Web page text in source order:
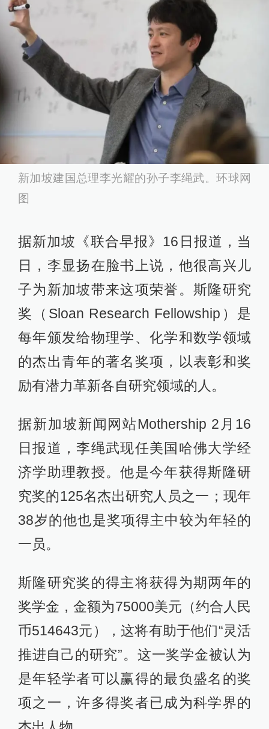
新加坡建国总理李光耀的孙子李绳武。环球网
图
据新加坡《联合早报》16日报道，当
日，李显扬在脸书上说，他很高兴儿
子为新加坡带来这项荣誉。斯隆研究
奖（Sloan Research Fellowship）是
每年颁发给物理学、化学和数学领域
的杰出青年的著名奖项，以表彰和奖
励有潜力革新各自研究领域的人。
据新加坡新闻网站Mothership 2月16
日报道，李绳武现任美国哈佛大学经
济学助理教授。他是今年获得斯隆研
究奖的125名杰出研究人员之一；现年
38岁的他也是奖项得主中较为年轻的
一员。
斯隆研究奖的得主将获得为期两年的
奖学金，金额为75000美元（约合人民
币514643元），这将有助于他们“灵活
推进自己的研究”。这一奖学金被认为
是年轻学者可以赢得的最负盛名的奖
项之一，许多得奖者已成为科学界的